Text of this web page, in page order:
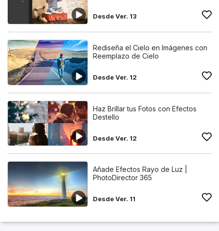
Desde Ver. 13
Rediseña el Cielo en Imágenes con
Reemplazo de Cielo
Desde Ver. 12
Haz Brillar tus Fotos con Efectos
Destello
Desde Ver. 12
Añade Efectos Rayo de Luz |
PhotoDirector 365
Desde Ver. 11